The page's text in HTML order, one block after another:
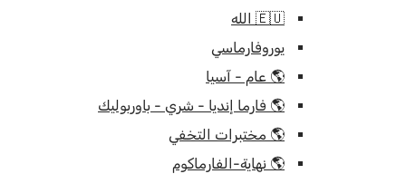
🇪🇺 الله
يوروفارماسي
🌎 عام - آسيا
🌎 فارما إنديا - شري - باوربوليك
🌎 مختبرات التخفي
🌎 نهاية-الفارماكوم